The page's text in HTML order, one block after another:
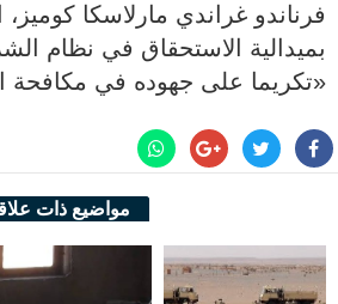
فرناندو غراندي مارلاسكا
بميدالية الاستحقاق في نظام
«تكريما على جهوده في مكافحة
مواضيع ذات